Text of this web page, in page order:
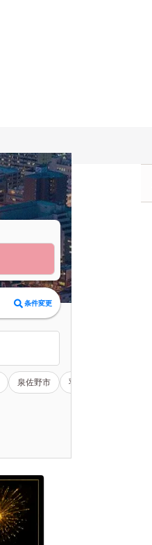
条件変更
泉佐野市 羽曳野市